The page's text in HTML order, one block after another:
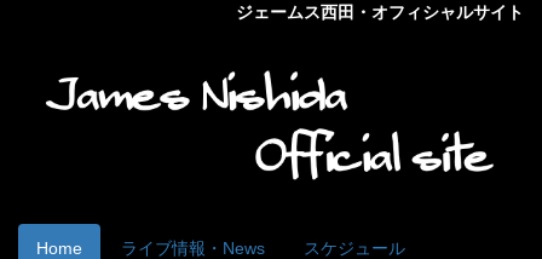
ジェームス西田・オフィシャルサイト
Home ライブ情報・News スケジュール